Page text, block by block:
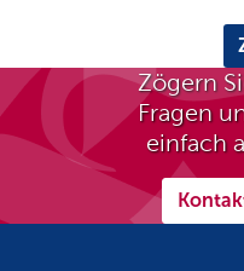
Zögern
Fragen
einfach